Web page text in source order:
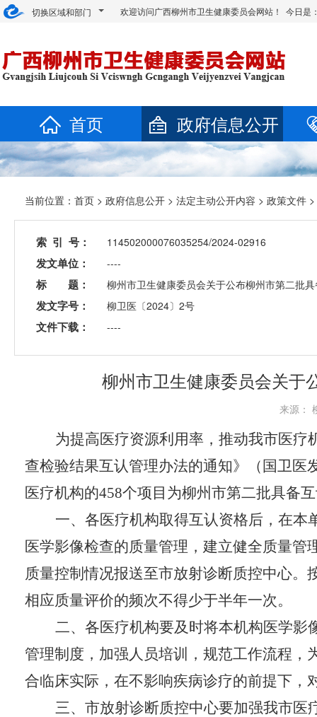
切换区域和部门 欢迎访问广西柳州市卫生健康委员会网站！ 今日是
首页 政府信息公开
当前位置： 首页 > 政府信息公开 > 法定主动公开内容 > 政策文件 >
索 引 号： 114502000076035254/2024-02916
发文单位： ----
标 题： 柳州市卫生健康委员会关于公布柳州市第二批
发文字号： 柳卫医〔2024〕2号
文件下载： ----
柳州市卫生健康委员会关于
来源：
为提高医疗资源利用率，推动我市医
查检验结果互认管理办法的通知》 （ 国卫医
医疗机构的458个项目为柳州市第二批具备
一、 各医疗机构取得互认资格后，在本
医学影像检查的质量管理 ， 建立健全质量管
质量控制情况报送至市放射诊断质控中心
相应质量评价的频次不得少于半年一次。
二、 各医疗机构要及时将本机构医学影
管理制度，加强人员培训
， 规范工作流程，
合临床实际，在不影响疾病诊疗的前提下，
三、 市放射诊断质控中心要加强我市医